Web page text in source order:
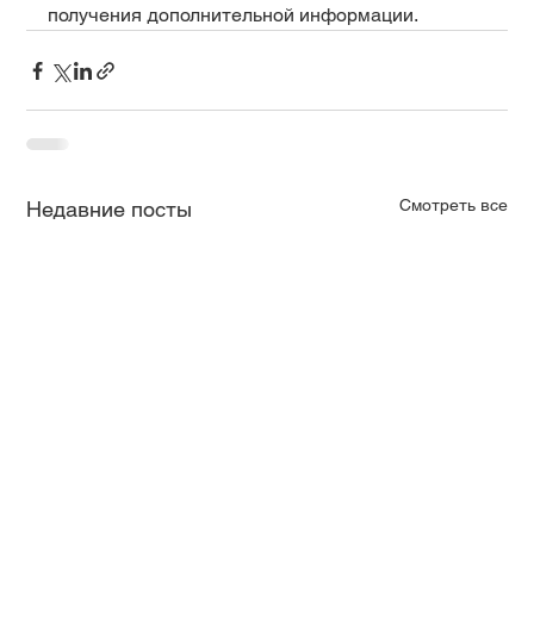
получения дополнительной информации.
Недавние посты Смотреть все